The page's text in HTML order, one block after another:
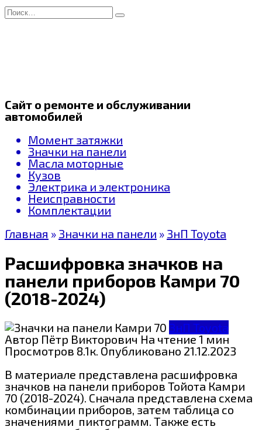
Перейти
к
Search
for:
Сайт о ремонте и обслуживании
автомобилей
Момент затяжки
Значки на панели
Масла моторные
Кузов
Электрика и электроника
Неисправности
Комплектации
Главная » Значки на панели » ЗнП Toyota
Расшифровка значков на
панели приборов Камри 70
(2018-2024)
ЗнП Toyota
Автор Пётр Викторович На чтение1 мин
Просмотров 8.1к. Опубликовано 21.12.2023
В материале представлена расшифровка
значков на панели приборов Тойота Камри
70 (2018-2024). Сначала представлена схема
комбинации приборов, затем таблица со
значениями пиктограмм. Также есть